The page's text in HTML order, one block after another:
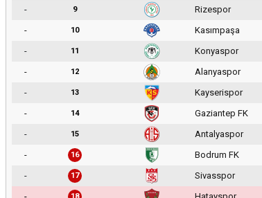
-
9 Rizespor
-
10 Kasımpaşa
-
11 Konyaspor
-
12 Alanyaspor
-
13 Kayserispor
-
14 Gaziantep FK
-
15 Antalyaspor
-
16 Bodrum FK
-
17 Sivasspor